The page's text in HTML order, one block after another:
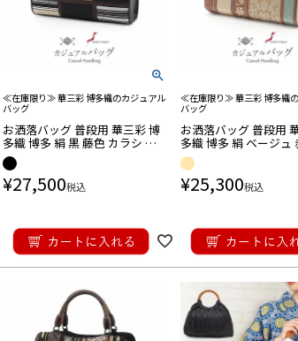
≪在庫限り≫ 華三彩 博多織のカジュアル
バッグ
お洒落バッグ 普段用 華三彩 博
多織 博多 絹 黒 藤色 カラシ 茶
献上柄 日本製 トート おしゃれ
伝統工芸品 カジュアル用
¥27,500税込
≪在庫限り≫ 華三彩 博多織
バッグ
お洒落バッグ 普段用
多織 博多 絹 ベージュ
ズブラウン 緑 茶 縞 ア
唐花 日本製
¥25,300税込